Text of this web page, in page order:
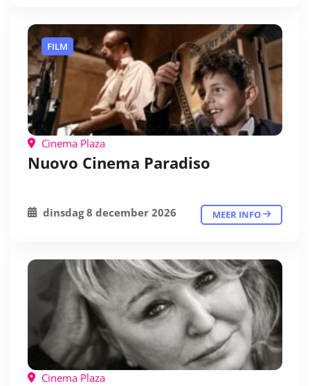
FILM
Cinema Plaza
Nuovo Cinema Paradiso
dinsdag 8 december 2026 MEER INFO
Cinema Plaza